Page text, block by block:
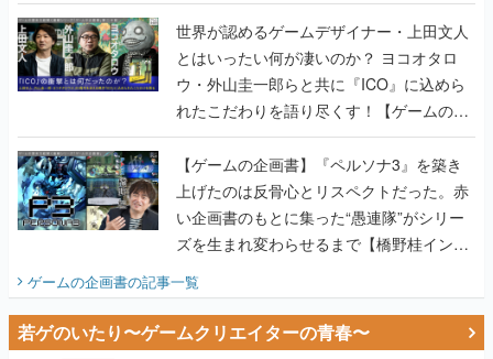
世界が認めるゲームデザイナー・上田文人
とはいったい何が凄いのか？ ヨコオタロ
ウ・外山圭一郎らと共に『ICO』に込めら
れたこだわりを語り尽くす！【ゲームの企
画書】
【ゲームの企画書】『ペルソナ3』を築き
上げたのは反骨心とリスペクトだった。赤
い企画書のもとに集った“愚連隊”がシリー
ズを生まれ変わらせるまで【橋野桂インタ
ゲームの企画書の記事一覧
若ゲのいたり〜ゲームクリエイターの青春〜